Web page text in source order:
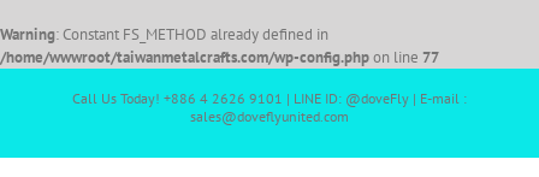
Warning: Constant FS_METHOD already defined in
/home/wwwroot/taiwanmetalcrafts.com/wp-config.phpon line 77
Call Us Today! +886 4 2626 9101 | LINE ID: @doveFly | E-mail :
sales@doveflyunited.com